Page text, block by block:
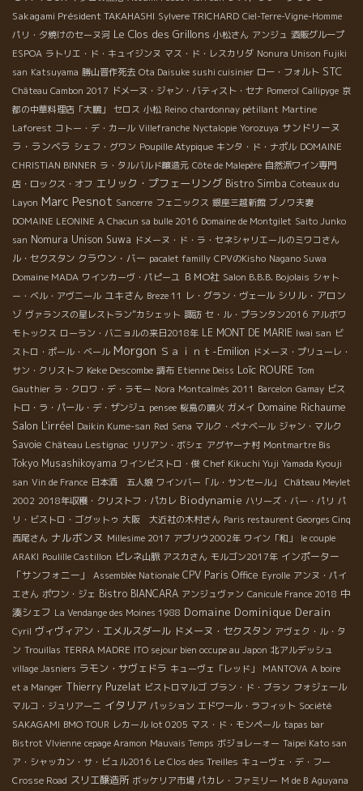
Sakagami Président TAKAHASHI Sylvere TRICHARD Ciel-Terre-Vigne-Homme
パリ・夕焼けのセーヌ河 Le Clos des Grillons 小松さん アンジュ 酒販グループ
ESPOA ラトリエ・ド・キュイジンヌ マス・ド・レスカリダ Nonura Unison Fujiki
san Katsuyama 勝山晋作死去 Ota Daisuke sushi cuisinier ロー・フォルト STC
Château Cambon 2017 ドメーヌ・ジャン・バティスト・セナ Pomerol Callipyge 京
都の中華料理店「大鵬」
セロス 小松 Reino chardonnay pétillant Martine
Laforest コトー・デ・カール Villefranche Nyctalopie Yorozuya サンドリーヌ
ラ・ランベラ シェフ・グワン Poupille Atypique キンタ・ド・ナポル DOMAINE
CHRISTIAN BINNER ラ・タルバルド醸造元 Côte de Malepère 自然派ワイン専門
店・ロックス・オフ エリック・プフェーリング Bistro Simba Coteaux du
Layon Marc Pesnot Sancerre フェニックス 銀座三越新館 ブノワ夫妻
DOMAINE LEONINE A Chacun sa bulle 2016 Domaine de Montgilet Saito Junko
san Nomura Unison Suwa ドメーヌ・ド・ラ・セネシャリエールのミワコさん
ル・セクスタン クラウン・バー pacalet familly CPVのKisho Nagano Suwa
Domaine MADA ワインカーヴ・パピーユ ＢＭО社 Salon B.B.B. Bojolais シャト
ー・ベル・アヴニール ユキさん Breze 11 レ・グラン・ヴェール シリル・アロン
ゾ ヴァランスの星レストラン”カシェット 諏訪 セ・ル・プランタン2016 アルボワ
モトックス ローラン・バニョルの来日2018年 LE MONT DE MARIE Iwai san ビ
ストロ・ポール・ベール Morgon Ｓａｉｎｔ-Emilion ドメーヌ・プリューレ・
サン・クリストフ Keke Descombe 調布 Etienne Deiss Loïc ROURE Tom
Gauthier ラ・クロワ・デ・ラモー Nora Montcalmès 2011 Barcelon Gamay ビス
トロ・ラ・パール・デ・ザンジュ pensee 桜島の噴火 ガメイ Domaine Richaume
Salon L'irréel Daikin Kume-san Red Sena マルク・ぺナベール ジャン・マルク
Savoie Château Lestignac リリアン・ボシェ アグヤーナ村 Montmartre Bis
Tokyo Musashikoyama ワインビストロ・俊 Chef Kikuchi Yuji Yamada Kyouji
san Vin de France 日本酒 五人娘 ワインバー「ル・サンセール」
Château Meylet
2002 2018年収穫・クリストフ・パカレ Biodynamie ハリーズ・バー・パリ パ
リ・ビストロ・ゴグットゥ 大阪 大近社の木村さん Paris restaurent Georges Cinq
西尾さん ナルボンヌ Millesime 2017 アブリウ2002年 ワイン「和」
le couple
ARAKI Poulille Castillon ピレネ山脈 アスカさん モルゴン2017年 インポーター
「サンフォニー」
Assemblée Nationale CPV Paris Office Eyrolle アンヌ・パイ
エさん ポワン・ジェ Bistro BIANCARA アンジュヴァン Canicule France 2018 中
湊シェフ La Vendange des Moines 1988 Domaine Dominique Derain
Cyril ヴィヴィアン・エメルスダール ドメーヌ・セクスタン アヴェク・ル・タ
ン Trouillas TERRA MADRE ITO sejour bien occupe au Japon 北アルデッシュ
village Jasniers ラモン・サヴェドラ キューヴェ「レッド」 MANTOVA A boire
et a Manger Thierry Puzelat ビストロマルゴ ブラン・ド・ブラン フォジェール
マルコ・ジュリアーニ イタリア パッション エドワール・ラフィット Société
SAKAGAMI BMO TOUR レカール lot 0205 マス・ド・モンペール tapas bar
Bistrot VIvienne cepage Aramon Mauvais Temps ボジョレーォー Taipei Kato san
ア・シャッカン・サ・ビュル2016 Le Clos des Treilles キューヴェ・デ・フー
Crosse Road スリエ醸造所 ボッケリア市場 パカレ・ファミリー M de B Aguyana